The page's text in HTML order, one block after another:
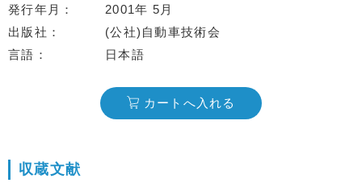
発行年月
2001年 5月
出版社
(公社)自動車技術会
言語
日本語
カートへ入れる
収蔵文献